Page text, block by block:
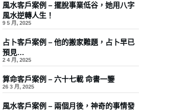
風水客戶案例 – 擺脫事業低谷，她用八字
風水逆轉人生！
9 5 月, 2025
占卜客戶案例 – 他的搬家難題，占卜早已
預見…
2 4 月, 2025
算命客戶案例 – 六十七載 命書一鑒
26 3 月, 2025
風水客戶案例 – 兩個月後，神奇的事情發